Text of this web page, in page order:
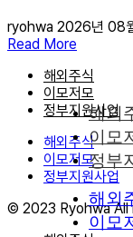
ryohwa 2026년 08
Read More
해외주식
이모저모
정부지원사업
해외주식
이모저모
정부지원사업
© 2023 Ryohwa
해외
이모
정부
해외
이모